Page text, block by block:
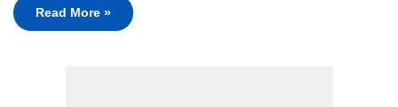
Read More »